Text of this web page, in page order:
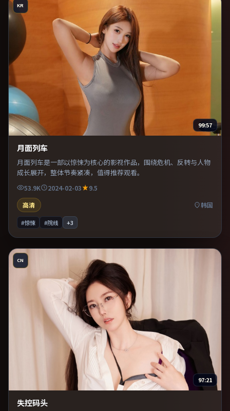
KR
99:57
月面列车
月面列车是一部以惊悚为核心的影视作品，围绕危机、反转与人物
成长展开，整体节奏紧凑，值得推荐观看。
53.9K 2024-02-03
9.5
高清
韩国
#惊悚 #院线 +3
CN
97:21
失控码头